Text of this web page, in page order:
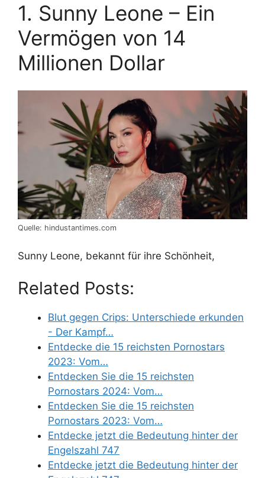
1. Sunny Leone – Ein
Vermögen von 14
Millionen Dollar
Quelle: hindustantimes.com
Sunny Leone, bekannt für ihre Schönheit,
Related Posts:
Blut gegen Crips: Unterschiede erkunden
- Der Kampf…
Entdecke die 15 reichsten Pornostars
2023: Vom…
Entdecken Sie die 15 reichsten
Pornostars 2024: Vom…
Entdecken Sie die 15 reichsten
Pornostars 2023: Vom…
Entdecke jetzt die Bedeutung hinter der
Engelszahl 747
Entdecke jetzt die Bedeutung hinter der